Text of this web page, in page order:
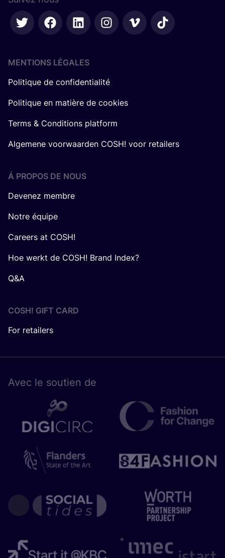
MENTIONS LÉGALES
Politique de confidentialité
Politique en matière de cookies
Terms & Conditions platform
Algemene voorwaarden COSH! voor retailers
Á PROPOS DE NOUS
Devenez membre
Notre équipe
Careers at COSH!
Hoe werkt de COSH! Brand Index?
Q&A
COSH! GIFT CARD
For retailers
Avec le sou­tien de